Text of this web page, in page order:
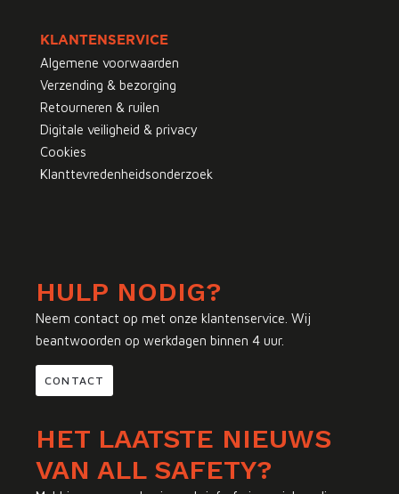
KLANTENSERVICE
Algemene voorwaarden
Verzending & bezorging
Retourneren & ruilen
Digitale veiligheid & privacy
Cookies
Klanttevredenheidsonderzoek
HULP NODIG?
Neem contact op met onze klantenservice. Wij
beantwoorden op werkdagen binnen 4 uur.
CONTACT
HET LAATSTE NIEUWS
VAN ALL SAFETY?